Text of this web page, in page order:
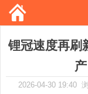
锂冠速度再刷
2026-04-30 19:40